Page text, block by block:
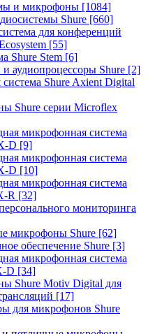
и микрофоны [1084]
Shure [660]
для конференций
[55]
Shure Stem [6]
аудиопроцессоры Shure [2]
Shure Axient Digital
Shure серии Microflex
микрофонная система
D [9]
микрофонная система
D [10]
микрофонная система
R [32]
мониторинга
микрофоны Shure [62]
обеспечение Shure [3]
микрофонная система
D [34]
Shure Motiv Digital для
[17]
для микрофонов Shure